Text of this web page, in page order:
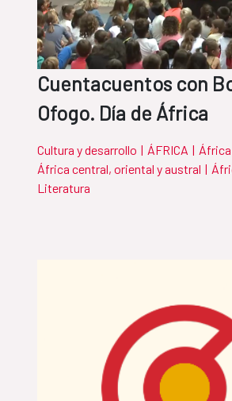
Cuentacuentos con
Ofogo. Día de África
Cultura y desarrollo | ÁFRICA |
África central, oriental y austral |
Literatura